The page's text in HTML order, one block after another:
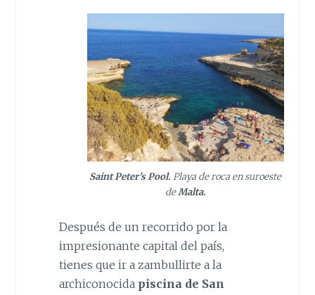
Saint Peter’s Pool.Playa de roca en suroeste
deMalta.
Después de un recorrido por la
impresionante capital del país,
tienes que ir a zambullirte a la
archiconocida piscina de San